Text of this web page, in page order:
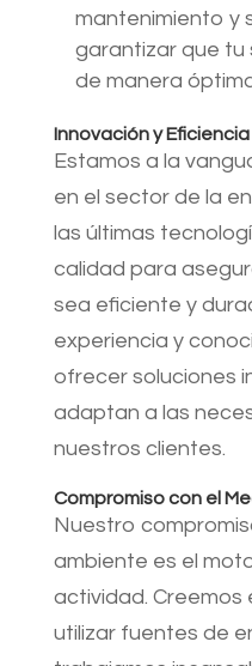
mantenimiento y
garantizar que tu
de manera
Innovación y Eficiencia
Estamos a la
en el sector de la
las últimas
calidad para
sea eficiente y
experiencia y
ofrecer soluciones
adaptan a las
nuestros clientes.
Compromiso con el
Nuestro
ambiente es el
actividad. Creemos
utilizar fuentes de